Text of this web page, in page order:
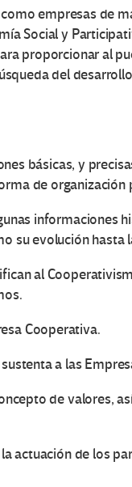
empresas de
Social y
proporcionar al
del
básicas, y
de organización
informaciones
su evolución hasta
al
Cooperativa.
a las
de valores,
actuación de los